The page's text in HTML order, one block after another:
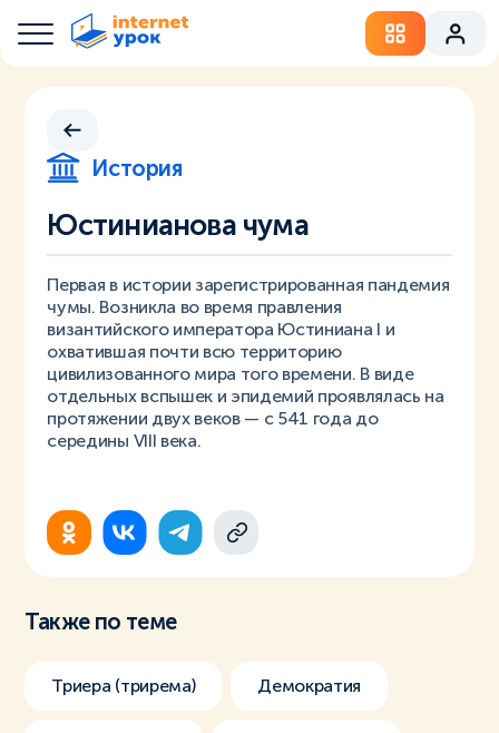
История
Юстинианова чума
Первая в истории зарегистрированная пандемия
чумы. Возникла во время правления
византийского императора Юстиниана I и
охватившая почти всю территорию
цивилизованного мира того времени. В виде
отдельных вспышек и эпидемий проявлялась на
протяжении двух веков — с 541 года до
середины VIII века.
Также по теме
Триера (трирема) Демократия